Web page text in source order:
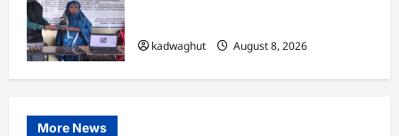
kadwaghut
August 8, 2026
More News